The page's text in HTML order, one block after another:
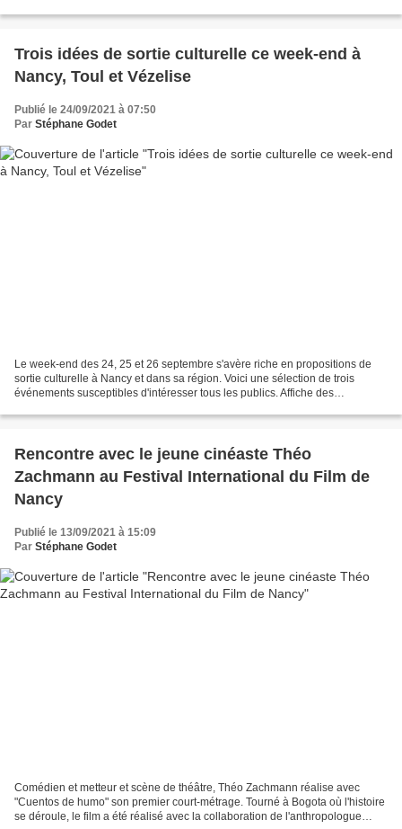
Trois idées de sortie culturelle ce week-end à
Nancy, Toul et Vézelise
Publié le 24/09/2021 à 07:50
Par Stéphane Godet
Le week-end des 24, 25 et 26 septembre s'avère riche en propositions de
sortie culturelle à Nancy et dans sa région. Voici une sélection de trois
événements susceptibles d'intéresser tous les publics. Affiche des
Rencontre avec le jeune cinéaste Théo
Zachmann au Festival International du Film de
Nancy
Publié le 13/09/2021 à 15:09
Par Stéphane Godet
Comédien et metteur et scène de théâtre, Théo Zachmann réalise avec
"Cuentos de humo" son premier court-métrage. Tourné à Bogota où l'histoire
se déroule, le film a été réalisé avec la collaboration de l'anthropologue